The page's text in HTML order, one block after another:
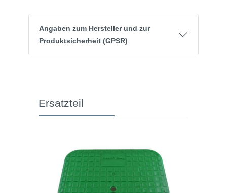
Angaben zum Hersteller und zur
Produktsicherheit (GPSR)
Ersatzteil